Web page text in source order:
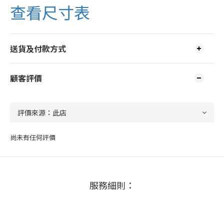
查看尺寸表
送貨及付款方式
顧客評價
尚未有任何評價
服務細則：